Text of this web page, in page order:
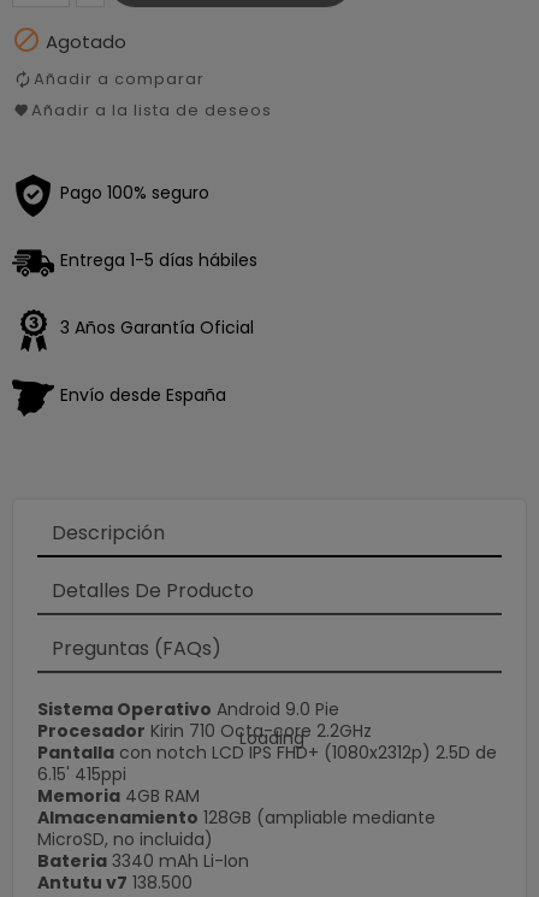
 Agotado
Añadir a comparar
Añadir a la lista de deseos
Pago 100% seguro
Entrega 1-5 días hábiles
3 Años Garantía Oficial
Envío desde España
Descripción
Detalles De Producto
Preguntas (FAQs)
Sistema Operativo Android 9.0 Pie
Procesador Kirin 710 Octa-core 2.2GHz
Pantalla con notch LCD IPS FHD+ (1080x2312p) 2.5D de
6.15' 415ppi
Memoria 4GB RAM
Almacenamiento 128GB (ampliable mediante
MicroSD, no incluida)
Bateria 3340 mAh Li-Ion
Antutu v7 138.500